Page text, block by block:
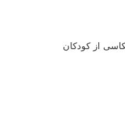
از کودکان